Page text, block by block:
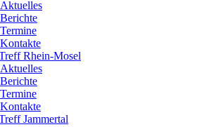
Aktuelles
Berichte
Termine
Kontakte
Rhein-Mosel
Aktuelles
Berichte
Termine
Kontakte
Jammertal